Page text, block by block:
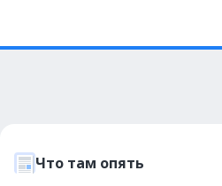
Что там опять